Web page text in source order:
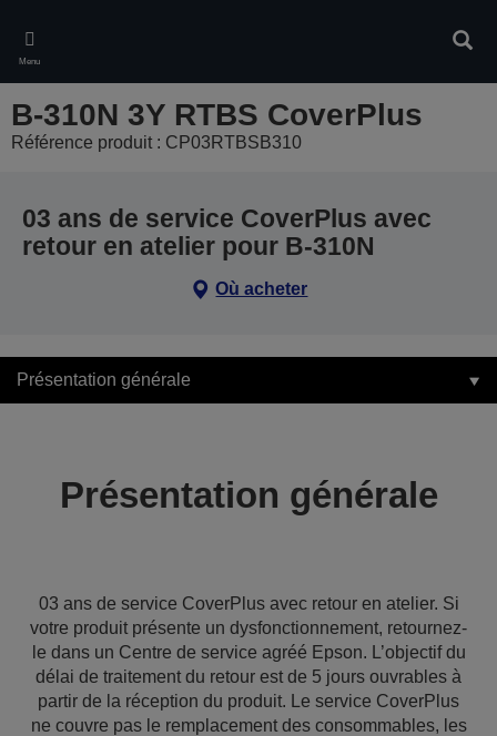
main
content
Menu
B-310N 3Y RTBS CoverPlus
Référence produit : CP03RTBSB310
03 ans de service CoverPlus avec
retour en atelier pour B-310N
Où acheter
Présentation générale
Présentation générale
03 ans de service CoverPlus avec retour en atelier. Si
votre produit présente un dysfonctionnement, retournez-
le dans un Centre de service agréé Epson. L’objectif du
délai de traitement du retour est de 5 jours ouvrables à
partir de la réception du produit. Le service CoverPlus
ne couvre pas le remplacement des consommables, les